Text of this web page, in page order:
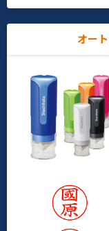
オー